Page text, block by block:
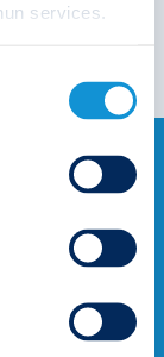
services.